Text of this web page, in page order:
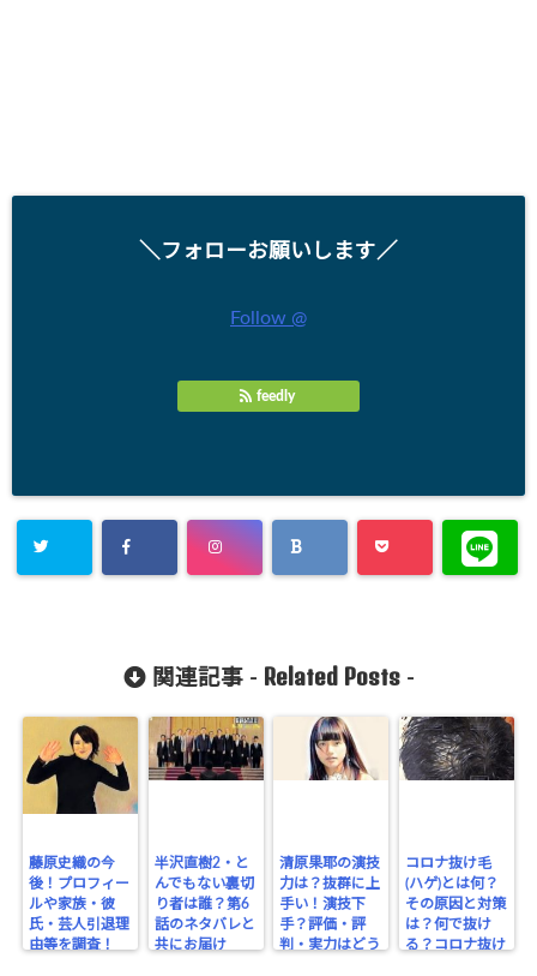
＼フォローお願いします／
Follow @
feedly
関連記事 - Related Posts-
藤原史織の今
後！プロフィー
ルや家族・彼
氏・芸人引退理
由等を調査！
半沢直樹2・と
んでもない裏切
り者は誰？第6
話のネタバレと
共にお届け
清原果耶の演技
力は？抜群に上
手い！演技下
手？評価・評
判・実力はどう
コロナ抜け毛
(ハゲ)とは何？
その原因と対策
は？何で抜け
る？コロナ抜け